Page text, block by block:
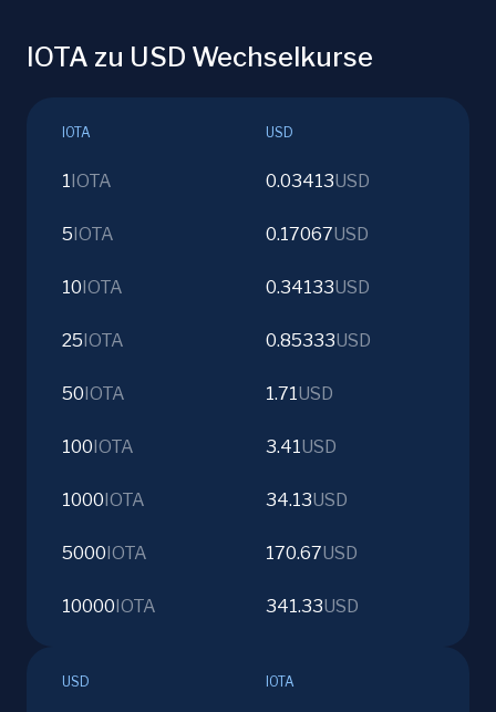
IOTA zu USD Wechselkurse
IOTA USD
1 IOTA 0.03413USD
5 IOTA 0.17067USD
10 IOTA 0.34133USD
25 IOTA 0.85333USD
50 IOTA 1.71USD
100 IOTA 3.41USD
1000 IOTA 34.13USD
5000 IOTA 170.67USD
10000 IOTA 341.33USD
USD IOTA